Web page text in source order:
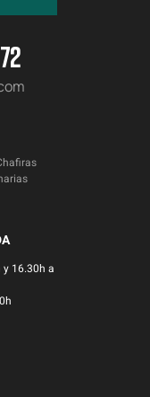
16.30h a